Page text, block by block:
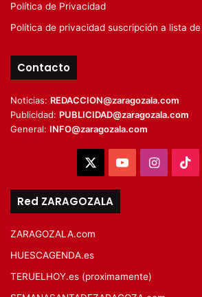
Política de Privacidad
Política de privacidad suscripción a lista
Contacto
Noticias: REDACCION@zaragozala.com
Publicidad: PUBLICIDAD@zaragozala.com
General: INFO@zaragozala.com
YouTube
Red ZARAGOZALA
ZARAGOZALA.com
HUESCAGENDA.es
TERUELHOY.es (proximamente)